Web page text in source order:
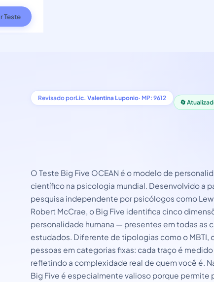
Teste
Revisado porLic. Valentina Luponio· MP: 9612
🔄
O Teste Big Five OCEAN é o modelo de
científico na psicologia mundial. Desenvolvido a
pesquisa independente por psicólogos como
Robert McCrae, o Big Five identifica cinco
personalidade humana — presentes em todas as
estudados. Diferente de tipologias como o MBTI,
pessoas em categorias fixas: cada traço é
refletindo a complexidade real de quem você é.
Big Five é especialmente valioso porque permite